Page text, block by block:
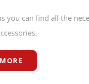
you can find all the